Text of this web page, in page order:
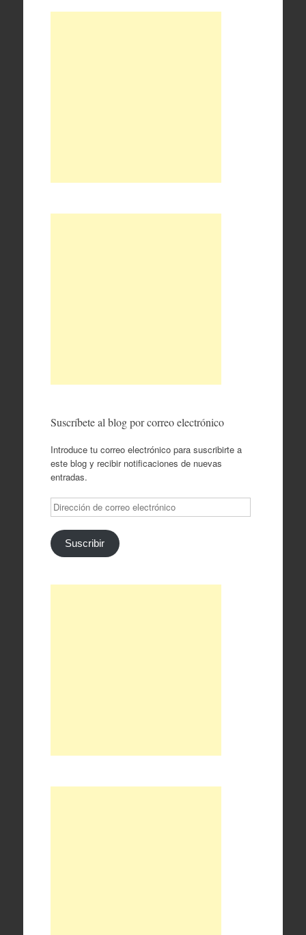
Suscríbete al blog por correo electrónico
Introduce tu correo electrónico para suscribirte a
este blog y recibir notificaciones de nuevas
entradas.
Dirección
de
correo
electrónico
Suscribir